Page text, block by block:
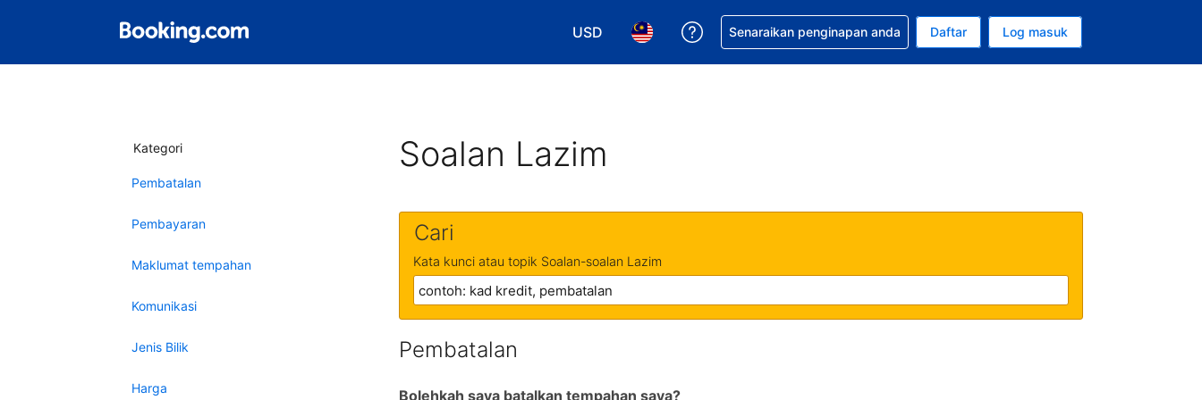
USD
Pilih mata wang anda. Mata wang semasa anda adalah Dolar A.S.
Pilih bahasa anda. Bahasa semasa anda adalah Bahasa Malaysia
Dapatkan bantuan bagi tempahan anda
Senaraikan penginapan anda Daftar Log masuk
Kategori
Pembatalan
Pembayaran
Maklumat tempahan
Komunikasi
Jenis Bilik
Harga
Soalan Lazim
Cari
Kata kunci atau topik Soalan-soalan Lazim
Pembatalan
Bolehkah saya batalkan tempahan saya?